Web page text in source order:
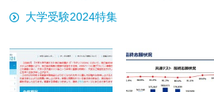
大学受験2024特集